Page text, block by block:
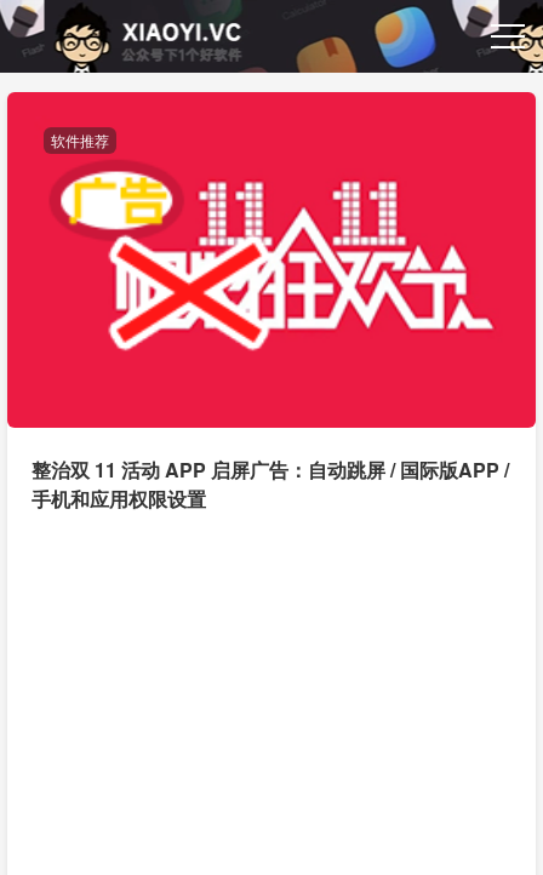
软件推荐
整治双 11 活动 APP 启屏广告：自动跳屏 / 国际版APP /
手机和应用权限设置